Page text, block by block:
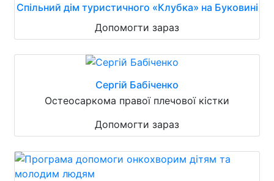
Спільний дім туристичного «Клубка» на Буковині
Допомогти зараз
Сергій Бабіченко
Остеосаркома правої плечової кістки
Допомогти зараз